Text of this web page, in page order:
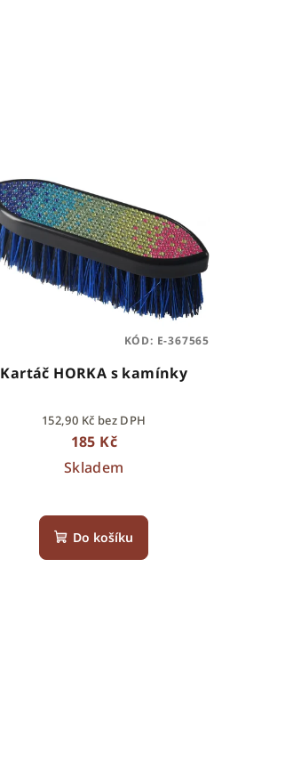
Kartáč HORKA s kamínky
152,90 Kč bez DPH
185 Kč
Skladem
Do košíku
KÓD: E-367565